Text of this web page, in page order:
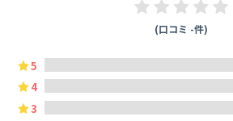
(口コミ -件)
5
4
3